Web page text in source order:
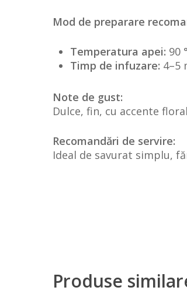
Mod de preparare
Temperatura apei: 90
Timp de infuzare: 4–5
Note de gust:
Dulce, fin, cu accente
Recomandări de servire:
Ideal de savurat simplu,
Produse